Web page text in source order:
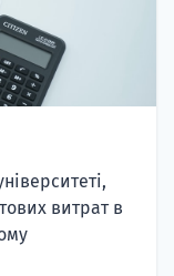
витрат в